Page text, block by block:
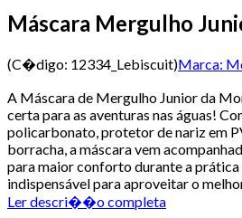
Máscara Mergulho
(C�digo: 12334_Lebiscuit)Marca:
A Máscara de Mergulho Junior da
certa para as aventuras nas águas!
policarbonato, protetor de nariz em
borracha, a máscara vem
para maior conforto durante a
indispensável para aproveitar o
Ler descri��o completa